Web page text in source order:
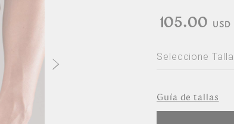
105.00
Seleccione Talla
Única
Guía de tallas